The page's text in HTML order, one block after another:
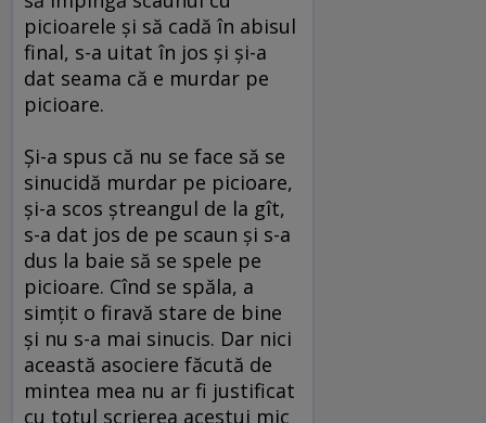
picioarele şi să cadă în abisul
final, s-a uitat în jos şi şi-a
dat seama că e murdar pe
picioare.
Şi-a spus că nu se face să se
sinucidă murdar pe picioare,
şi-a scos ştreangul de la gît,
s-a dat jos de pe scaun şi s-a
dus la baie să se spele pe
picioare. Cînd se spăla, a
simţit o firavă stare de bine
şi nu s-a mai sinucis. Dar nici
această asociere făcută de
mintea mea nu ar fi justificat
cu totul scrierea acestui mic